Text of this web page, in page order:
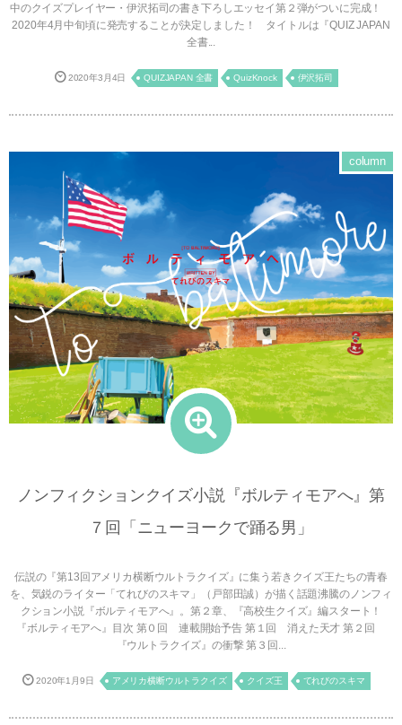
中のクイズプレイヤー・伊沢拓司の書き下ろしエッセイ第２弾がついに完成！
2020年4月中旬頃に発売することが決定しました！ タイトルは『QUIZ JAPAN
全書...
2020年3月4日 QUIZJAPAN 全書 QuizKnock 伊沢拓司
ノンフィクションクイズ小説『ボルティモアへ』第
７回「ニューヨークで踊る男」
伝説の『第13回アメリカ横断ウルトラクイズ』に集う若きクイズ王たちの青春
を、気鋭のライター「てれびのスキマ」（戸部田誠）が描く話題沸騰のノンフィ
クション小説『ボルティモアへ』。第２章、『高校生クイズ』編スタート！
『ボルティモアへ』目次 第０回 連載開始予告 第１回 消えた天才 第２回
『ウルトラクイズ』の衝撃 第３回...
2020年1月9日
column
アメリカ横断ウルトラクイズ クイズ王 てれびのスキマ